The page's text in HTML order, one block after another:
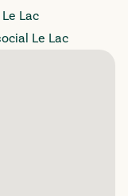
Lac
Le Lac